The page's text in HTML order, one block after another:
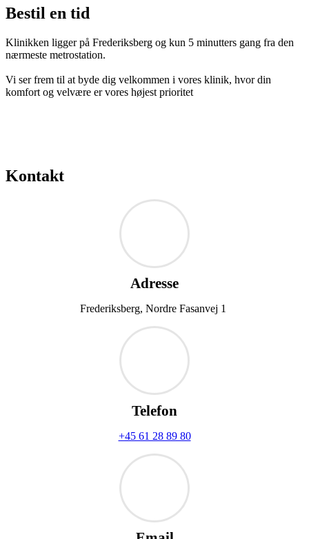
Bestil en tid
Klinikken ligger på Frederiksberg og kun 5 minutters gang fra den
nærmeste metrostation.
Vi ser frem til at byde dig velkommen i vores klinik, hvor din
komfort og velvære er vores højest prioritet
Kontakt
Adresse
Frederiksberg, Nordre Fasanvej 1
Telefon
+45 61 28 89 80